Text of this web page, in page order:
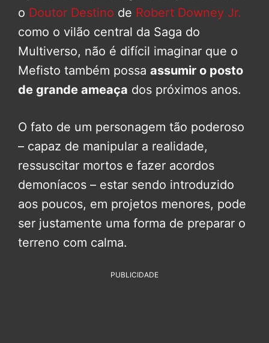
o Doutor Destino de Robert Downey Jr.
como o vilão central da Saga do
Multiverso, não é difícil imaginar que o
Mefisto também possa assumir o posto
de grande ameaça dos próximos anos.
O fato de um personagem tão poderoso
– capaz de manipular a realidade,
ressuscitar mortos e fazer acordos
demoníacos – estar sendo introduzido
aos poucos, em projetos menores, pode
ser justamente uma forma de preparar o
terreno com calma.
PUBLICIDADE